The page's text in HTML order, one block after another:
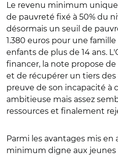
Le revenu minimum unique
de pauvreté fixé à 50% du
désormais un seuil de
1.380 euros pour une
enfants de plus de 14 ans.
financer, la note propose
et de récupérer un tiers des
preuve de son incapacité à
ambitieuse mais assez
ressources et finalement
Parmi les avantages mis
minimum digne aux jeunes